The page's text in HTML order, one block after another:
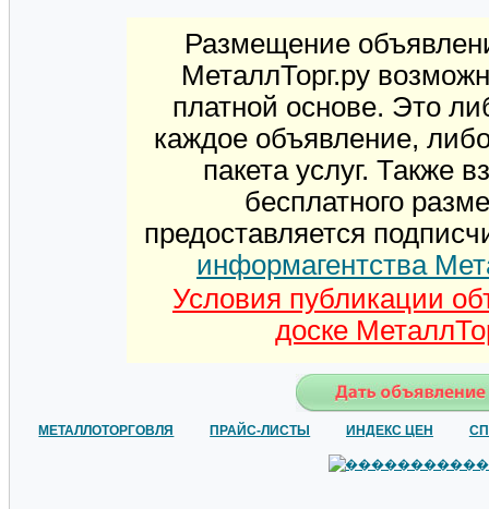
Размещение
МеталлТорг.ру
платной основе. Это
каждое объявление,
пакета услуг. Также
бесплатного
предоставляется
информагентства
Условия публикации
доске
МЕТАЛЛОТОРГОВЛЯ ПРАЙС-ЛИСТЫ ИНДЕКС ЦЕН